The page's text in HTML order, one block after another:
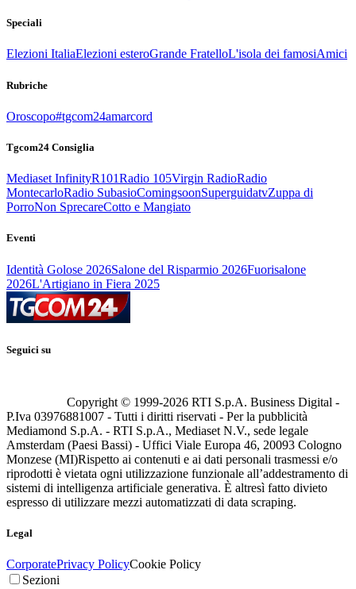
Speciali
Elezioni ItaliaElezioni esteroGrande FratelloL'isola dei famosiAmici
Rubriche
Oroscopo#tgcom24amarcord
Tgcom24 Consiglia
Mediaset InfinityR101Radio 105Virgin RadioRadio
MontecarloRadio SubasioComingsoonSuperguidatvZuppa di
PorroNon SprecareCotto e Mangiato
Eventi
Identità Golose 2026Salone del Risparmio 2026Fuorisalone
2026L'Artigiano in Fiera 2025
Seguici su
Copyright © 1999-2026 RTI S.p.A. Business Digital -
P.Iva 03976881007 - Tutti i diritti riservati - Per la pubblicità
Mediamond S.p.A. - RTI S.p.A., Mediaset N.V., sede legale
Amsterdam (Paesi Bassi) - Uffici Viale Europa 46, 20093 Cologno
Monzese (MI)Rispetto ai contenuti e ai dati personali trasmessi e/o
riprodotti è vietata ogni utilizzazione funzionale all’addestramento di
sistemi di intelligenza artificiale generativa. È altresì fatto divieto
espresso di utilizzare mezzi automatizzati di data scraping.
Legal
CorporatePrivacy PolicyCookie Policy
Sezioni